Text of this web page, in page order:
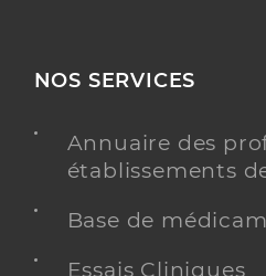
NOS SERVICES
Annuaire des
établissements
Base de
Essais Cliniques